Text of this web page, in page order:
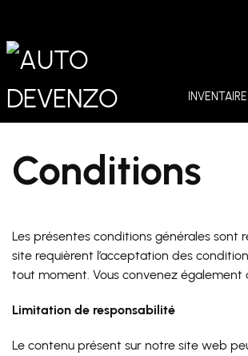
INVENTAIRE
Conditions
Les présentes conditions générales sont
site requièrent l’acceptation des
tout moment. Vous convenez également
Limitation de responsabilité
Le contenu présent sur notre site web